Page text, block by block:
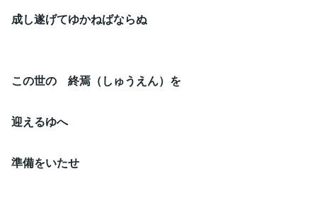
成し遂げてゆかねばならぬ
この世の 終焉（しゅうえん）を
迎えるゆへ
準備をいたせ